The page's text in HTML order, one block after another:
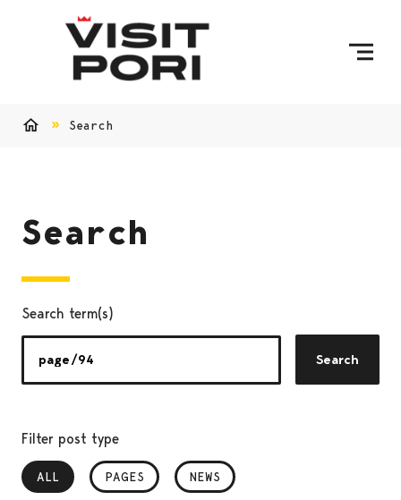
Search
Search
Search term(s)
Search
Filter post type
ALL
, SELECTEDPAGES NEWS